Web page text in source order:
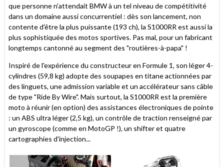
que personne n'attendait BMW à un tel niveau de compétitivité
dans un domaine aussi concurrentiel : dès son lancement, non
contente d'être la plus puissante (193 ch), la S1000RR est aussi la
plus sophistiquée des motos sportives. Pas mal, pour un fabricant
longtemps cantonné au segment des "routières-à-papa" !
Inspiré de l'expérience du constructeur en Formule 1, son léger 4-
cylindres (59,8 kg) adopte des soupapes en titane actionnées par
des linguets, une admission variable et un accélérateur sans câble
de type "Ride By Wire". Mais surtout, la S1000RR est la première
moto à réunir (en option) des assistances électroniques de pointe
: un ABS ultra léger (2,5 kg), un contrôle de traction renseigné par
un gyroscope (comme en MotoGP !), un shifter et quatre
cartographies d'injection...